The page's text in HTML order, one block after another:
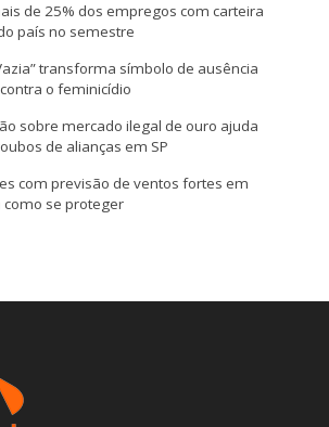
de 25% dos empregos com carteira
país no semestre
transforma símbolo de ausência
o feminicídio
sobre mercado ilegal de ouro ajuda
de alianças em SP
com previsão de ventos fortes em
como se proteger